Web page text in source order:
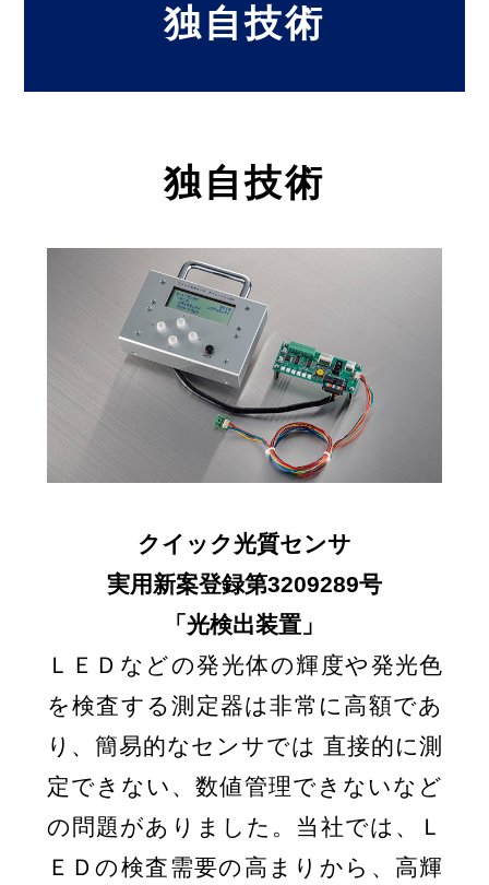
独自技術
独自技術
クイック光質センサ
実用新案登録第3209289号
「光検出装置」
ＬＥＤなどの発光体の輝度や発光色
を検査する測定器は非常に高額であ
り、簡易的なセンサでは 直接的に測
定できない、数値管理できないなど
の問題がありました。当社では、Ｌ
ＥＤの検査需要の高まりから、高輝